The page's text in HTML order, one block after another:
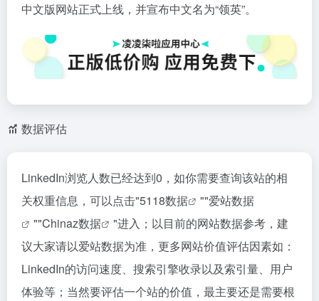
中文版网站正式上线，并宣布中文名为“领英”。
数据评估
LinkedIn浏览人数已经达到0，如你需要查询该站的相
关权重信息，可以点击"5118数据 ""爱站数据
""Chinaz数据
"进入；以目前的网站数据参考，建
议大家请以爱站数据为准，更多网站价值评估因素如：
LinkedIn的访问速度、搜索引擎收录以及索引量、用户
体验等；当然要评估一个站的价值，最主要还是需要根